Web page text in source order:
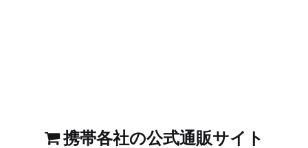
携帯各社の公式通販サイト